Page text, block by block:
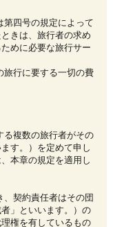
四号の規定によって
きは、旅行者の求め
めに必要な旅行サー
旅行に要する一切の費
複数の旅行者がその
す。）を定めて申し
本章の規定を適用し
契約責任者はその団
」といいます。）の
権を有しているもの